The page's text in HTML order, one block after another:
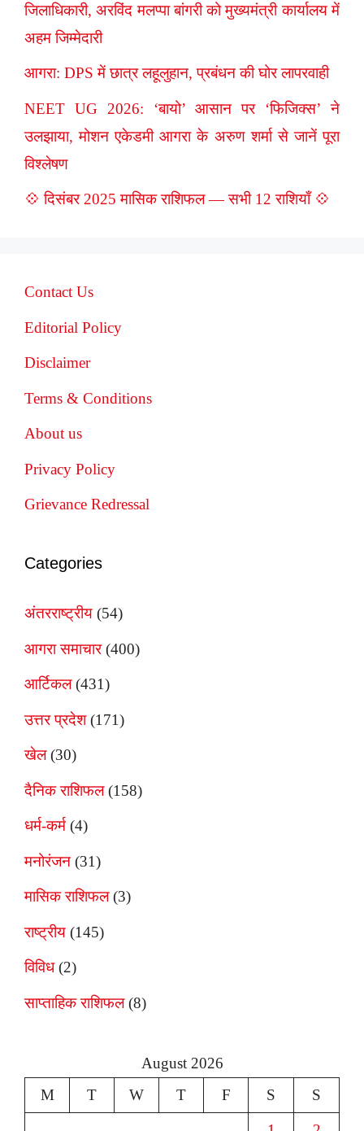
जिलाधिकारी, अरविंद मलप्पा बांगरी को मुख्यमंत्री कार्यालय में
अहम जिम्मेदारी
आगरा: DPS में छात्र लहूलुहान, प्रबंधन की घोर लापरवाही
NEET UG 2026: ‘बायो’ आसान पर ‘फिजिक्स’ ने
उलझाया, मोशन एकेडमी आगरा के अरुण शर्मा से जानें पूरा
विश्लेषण
💠 दिसंबर 2025 मासिक राशिफल — सभी 12 राशियाँ 💠
Contact Us
Editorial Policy
Disclaimer
Terms & Conditions
About us
Privacy Policy
Grievance Redressal
Categories
अंतरराष्ट्रीय (54)
आगरा समाचार(400)
आर्टिकल(431)
उत्तर प्रदेश(171)
खेल(30)
दैनिक राशिफल(158)
धर्म-कर्म (4)
मनोरंजन (31)
मासिक राशिफल(3)
राष्ट्रीय (145)
विविध(2)
साप्ताहिक राशिफल(8)
August 2026
M
T W T F S S